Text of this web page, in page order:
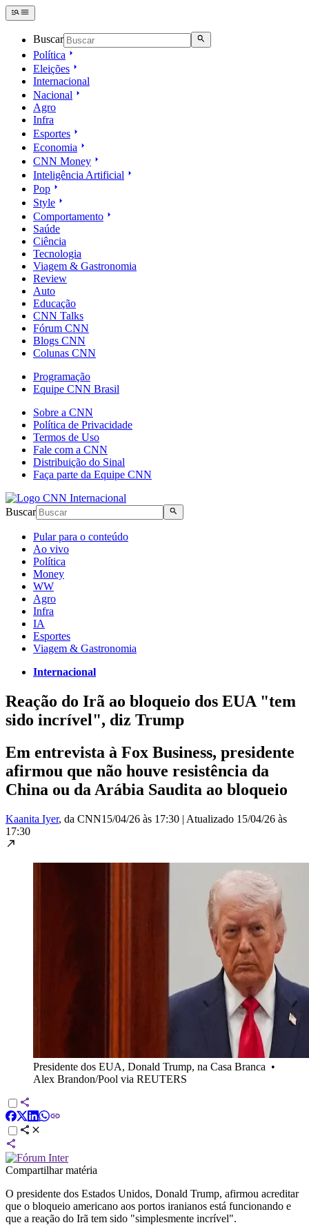
Buscar
Política
Eleições
Internacional
Nacional
Agro
Infra
Esportes
Economia
CNN Money
Inteligência Artificial
Pop
Style
Comportamento
Saúde
Ciência
Tecnologia
Viagem & Gastronomia
Review
Auto
Educação
CNN Talks
Fórum CNN
Blogs CNN
Colunas CNN
Programação
Equipe CNN Brasil
Sobre a CNN
Política de Privacidade
Termos de Uso
Fale com a CNN
Distribuição do Sinal
Faça parte da Equipe CNN
Buscar
Pular para o conteúdo
Ao vivo
Política
Money
WW
Agro
Infra
IA
Esportes
Viagem & Gastronomia
Internacional
Reação do Irã ao bloqueio dos EUA "tem
sido incrível", diz Trump
Em entrevista à Fox Business, presidente
afirmou que não houve resistência da
China ou da Arábia Saudita ao bloqueio
Kaanita Iyer, da CNN15/04/26 às 17:30 | Atualizado 15/04/26 às
17:30
Presidente dos EUA, Donald Trump, na Casa Branca •
Alex Brandon/Pool via REUTERS
Compartilhar matéria
O presidente dos Estados Unidos, Donald Trump, afirmou acreditar
que o bloqueio americano aos portos iranianos está funcionando e
que a reação do Irã tem sido "simplesmente incrível".